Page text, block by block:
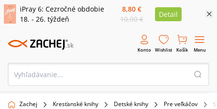
iPray 6: Cezročné obdobie
18. - 26. týždeň
8,80 €
10,00 €
Detail
Konto Wishlist Košík Menu
Zachej Kresťanské knihy Detské knihy Pre veľkáčov